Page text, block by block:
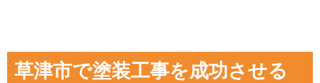
草津市で塗装工事を成功させる